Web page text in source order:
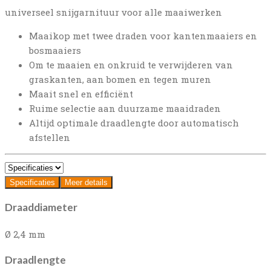
universeel snijgarnituur voor alle maaiwerken
Maaikop met twee draden voor kantenmaaiers en
bosmaaiers
Om te maaien en onkruid te verwijderen van
graskanten, aan bomen en tegen muren
Maait snel en efficiënt
Ruime selectie aan duurzame maaidraden
Altijd optimale draadlengte door automatisch
afstellen
Specificaties Meer details
Draaddiameter
Ø 2,4 mm
Draadlengte